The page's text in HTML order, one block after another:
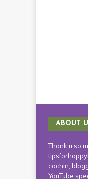
ABOUT
Thank u so
cochin,
YouTube